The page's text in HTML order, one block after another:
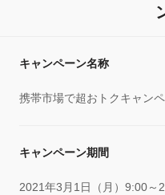
キャンペーン名称
携帯市場で超おトクキャン
キャンペーン期間
2021年3月1日（月）9:00～